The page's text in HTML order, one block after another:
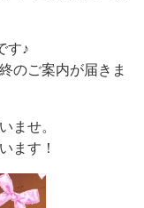
す♪
のご案内が届きま
ませ。
ます！